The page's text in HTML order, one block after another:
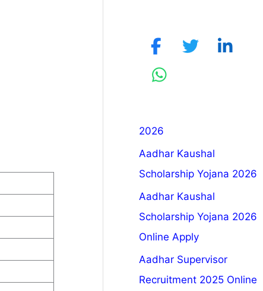
2026
Aadhar Kaushal
Scholarship Yojana 2026
Aadhar Kaushal
Scholarship Yojana 2026
Online Apply
Aadhar Supervisor
Recruitment 2025 Online